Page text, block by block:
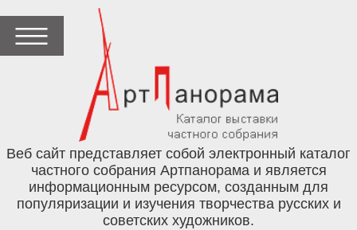
Веб сайт представляет собой электронный каталог
частного собрания Артпанорама и является
информационным ресурсом, созданным для
популяризации и изучения творчества русских и
советских художников.